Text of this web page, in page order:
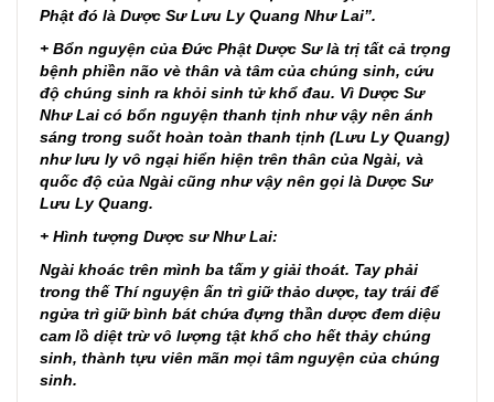
Phật đó là Dược Sư Lưu Ly Quang Như Lai”.
+ Bổn nguyện của Đức Phật Dược Sư là trị tất cả trọng
bệnh phiền não vè thân và tâm của chúng sinh, cứu
độ chúng sinh ra khỏi sinh tử khổ đau. Vì Dược Sư
Như Lai có bổn nguyện thanh tịnh như vậy nên ánh
sáng trong suốt hoàn toàn thanh tịnh (Lưu Ly Quang)
như lưu ly vô ngại hiển hiện trên thân của Ngài, và
quốc độ của Ngài cũng như vậy nên gọi là Dược Sư
Lưu Ly Quang.
+ Hình tượng Dược sư Như Lai:
Ngài khoác trên mình ba tấm y giải thoát. Tay phải
trong thế Thí nguyện ấn trì giữ thảo dược, tay trái để
ngửa trì giữ bình bát chứa đựng thần dược đem diệu
cam lồ diệt trừ vô lượng tật khổ cho hết thảy chúng
sinh, thành tựu viên mãn mọi tâm nguyện của chúng
sinh.